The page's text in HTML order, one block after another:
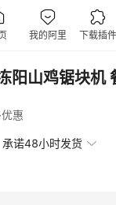
阳山鸡锯块机
惠
承诺48小时发货